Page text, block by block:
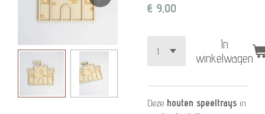
€ 9,00
In
winkelwagen
Deze houten speeltrays in